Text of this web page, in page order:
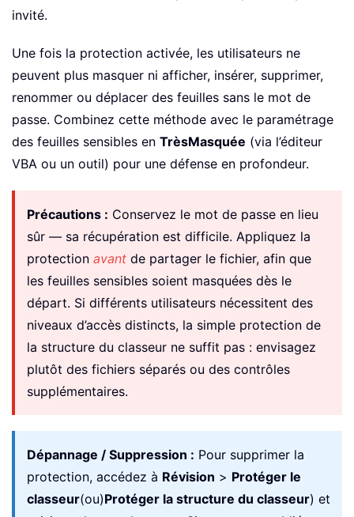
invité.
Une fois la protection activée, les utilisateurs ne
peuvent plus masquer ni afficher, insérer, supprimer,
renommer ou déplacer des feuilles sans le mot de
passe. Combinez cette méthode avec le paramétrage
des feuilles sensibles en TrèsMasquée (via l’éditeur
VBA ou un outil) pour une défense en profondeur.
Précautions : Conservez le mot de passe en lieu
sûr — sa récupération est difficile. Appliquez la
protection avant de partager le fichier, afin que
les feuilles sensibles soient masquées dès le
départ. Si différents utilisateurs nécessitent des
niveaux d’accès distincts, la simple protection de
la structure du classeur ne suffit pas : envisagez
plutôt des fichiers séparés ou des contrôles
supplémentaires.
Dépannage / Suppression : Pour supprimer la
protection, accédez à Révision > Protéger le
classeur(ou)Protéger la structure du classeur) et